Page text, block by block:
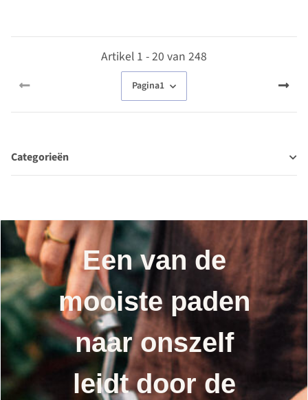
Artikel 1 - 20 van 248
Pagina1
Categorieën
Een van de
mooiste paden
naar onszelf
leidt door de